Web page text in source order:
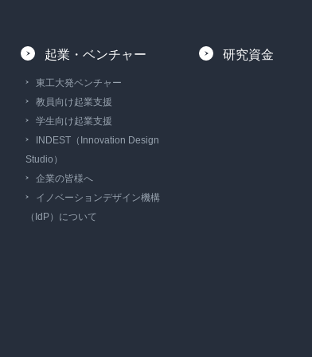
起業・ベンチャー
東工大発ベンチャー
教員向け起業支援
学生向け起業支援
INDEST（Innovation Design
Studio）
企業の皆様へ
イノベーションデザイン機構
（IdP）について
研究資金